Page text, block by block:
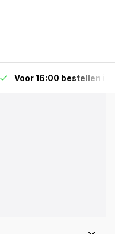
Voor 16:00 bestellen is